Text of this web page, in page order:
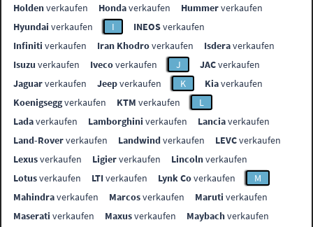
Holdenverkaufen Hondaverkaufen Hummerverkaufen
Hyundai verkaufen I INEOSverkaufen
Infiniti verkaufen Iran Khodroverkaufen Isderaverkaufen
Isuzu verkaufen Ivecoverkaufen J JACverkaufen
Jaguarverkaufen Jeepverkaufen K Kiaverkaufen
Koenigseggverkaufen KTM verkaufen
L
Ladaverkaufen Lamborghini verkaufen Lanciaverkaufen
Land-Roververkaufen Landwindverkaufen LEVCverkaufen
Lexusverkaufen Ligierverkaufen Lincolnverkaufen
Lotusverkaufen LTIverkaufen Lynk Coverkaufen
M
Mahindraverkaufen Marcosverkaufen Maruti verkaufen
Maserati verkaufen Maxusverkaufen Maybachverkaufen